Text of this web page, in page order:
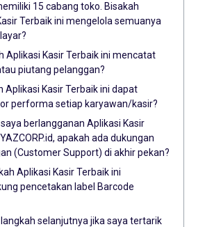
15 cabang toko. Bisakah
Terbaik ini mengelola semuanya
Aplikasi Kasir Terbaik ini mencatat
piutang pelanggan?
Aplikasi Kasir Terbaik ini dapat
performa setiap karyawan/kasir?
berlangganan Aplikasi Kasir
apakah ada dukungan
(Customer Support) di akhir pekan?
Aplikasi Kasir Terbaik ini
pencetakan label Barcode
selanjutnya jika saya tertarik